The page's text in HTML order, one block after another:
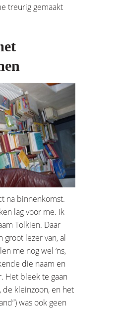
treurig gemaakt
na binnenkomst.
lag voor me. Ik
Tolkien. Daar
groot lezer van, al
me nog wel ‘ns,
die naam en
Het bleek te gaan
de kleinzoon, en het
was ook geen